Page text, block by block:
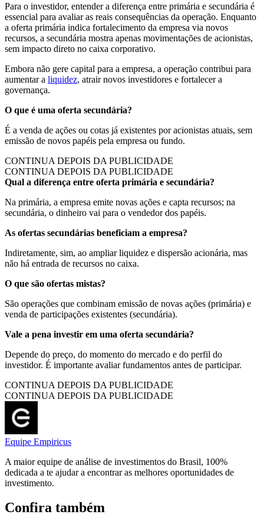
Para o investidor, entender a diferença entre primária e secundária é
essencial para avaliar as reais consequências da operação. Enquanto
a oferta primária indica fortalecimento da empresa via novos
recursos, a secundária mostra apenas movimentações de acionistas,
sem impacto direto no caixa corporativo.
Embora não gere capital para a empresa, a operação contribui para
aumentar a liquidez, atrair novos investidores e fortalecer a
governança.
O que é uma oferta secundária?
É a venda de ações ou cotas já existentes por acionistas atuais, sem
emissão de novos papéis pela empresa ou fundo.
CONTINUA DEPOIS DA PUBLICIDADE
CONTINUA DEPOIS DA PUBLICIDADE
Qual a diferença entre oferta primária e secundária?
Na primária, a empresa emite novas ações e capta recursos; na
secundária, o dinheiro vai para o vendedor dos papéis.
As ofertas secundárias beneficiam a empresa?
Indiretamente, sim, ao ampliar liquidez e dispersão acionária, mas
não há entrada de recursos no caixa.
O que são ofertas mistas?
São operações que combinam emissão de novas ações (primária) e
venda de participações existentes (secundária).
Vale a pena investir em uma oferta secundária?
Depende do preço, do momento do mercado e do perfil do
investidor. É importante avaliar fundamentos antes de participar.
CONTINUA DEPOIS DA PUBLICIDADE
CONTINUA DEPOIS DA PUBLICIDADE
Equipe Empiricus
A maior equipe de análise de investimentos do Brasil, 100%
dedicada a te ajudar a encontrar as melhores oportunidades de
investimento.
Confira também